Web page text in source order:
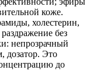
коже.
холестерин,
без
непрозрачный
дозатор. Это
до